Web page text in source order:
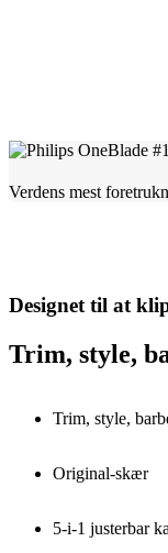
Verdens mest
Designet til at
Trim, style,
Trim, style,
Original-skær
5-i-1 justerbar